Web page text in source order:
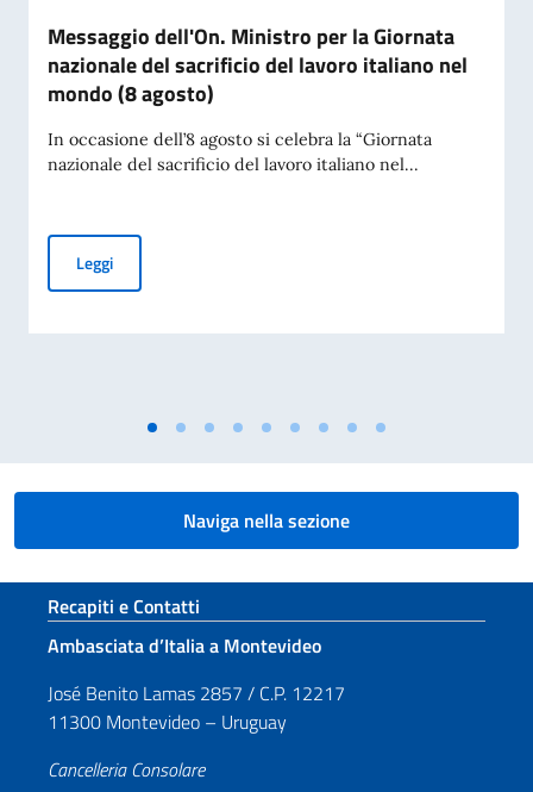
Messaggio dell'On. Ministro per la Giornata
nazionale del sacrificio del lavoro italiano nel
mondo (8 agosto)
In occasione dell’8 agosto si celebra la “Giornata
nazionale del sacrificio del lavoro italiano nel...
LeggiMessaggio dell'On. Ministro per la Giornata nazionale del
Naviga nella sezione
Sezione footer
Recapiti e Contatti
Ambasciata d’Italia a Montevideo
José Benito Lamas 2857 / C.P. 12217
11300 Montevideo – Uruguay
Cancelleria Consolare